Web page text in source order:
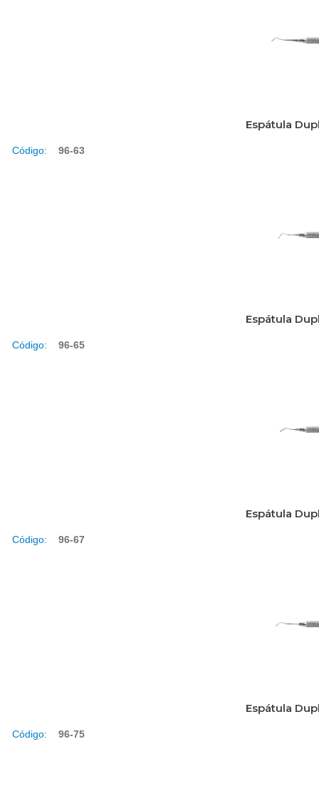
Espátula
Código: 96-63
Espátula
Código: 96-65
Espátula
Código: 96-67
Espátula
Código: 96-75